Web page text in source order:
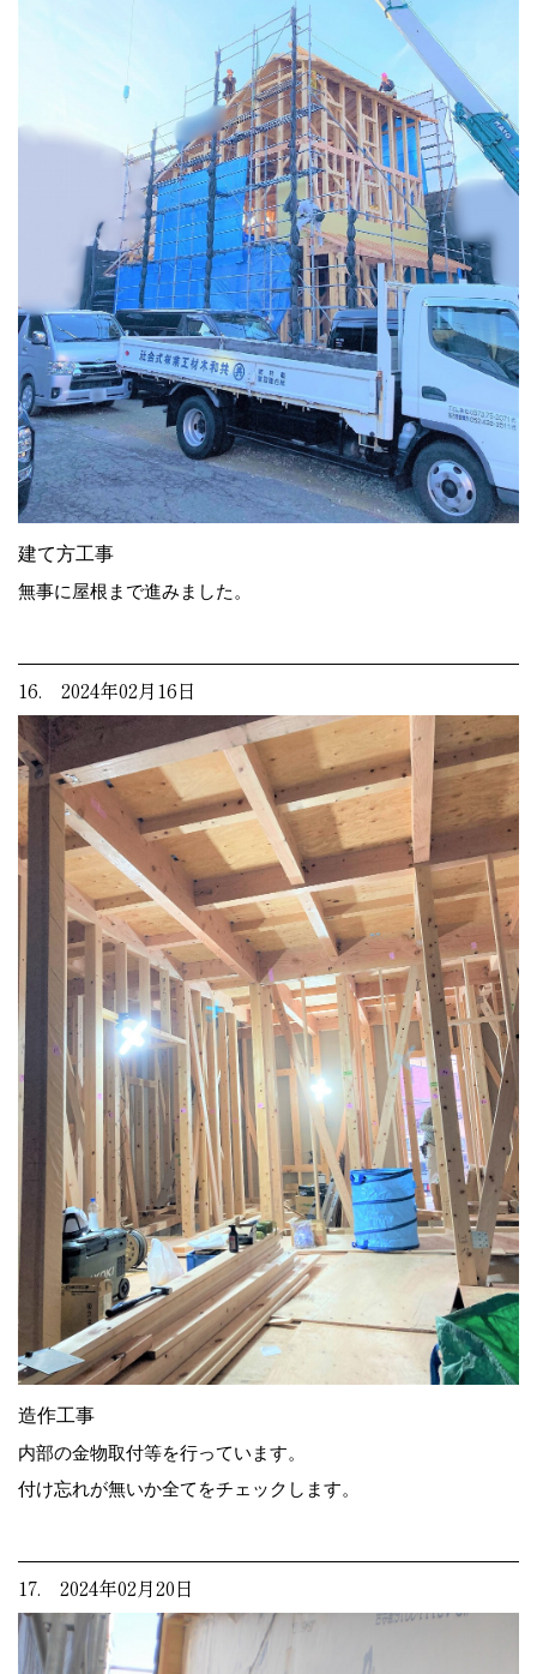
建て方工事
無事に屋根まで進みました。
16. 2024年02月16日
造作工事
内部の金物取付等を行っています。
付け忘れが無いか全てをチェックします。
17. 2024年02月20日